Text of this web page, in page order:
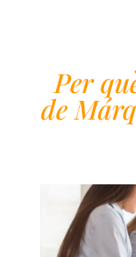
Per
de